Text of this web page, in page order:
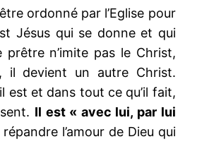
ordonné par l’Eglise pour
Jésus qui se donne et qui
prêtre n’imite pas le Christ,
il devient un autre Christ.
est et dans tout ce qu’il fait,
Il est « avec lui, par lui
l’amour de Dieu qui